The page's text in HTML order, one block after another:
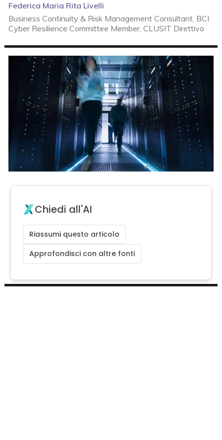
Federica Maria Rita Livelli
Business Continuity & Risk Management Consultant, BCI
Cyber Resilience Committee Member, CLUSIT Direttivo
Chiedi all'AI
Riassumi questo articolo
Approfondisci con altre fonti